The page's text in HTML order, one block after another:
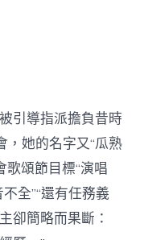
引導指派擔負昔時
，她的名字又“瓜熟
歌頌節目標“演唱
全”“還有任務義
卻簡略而果斷：